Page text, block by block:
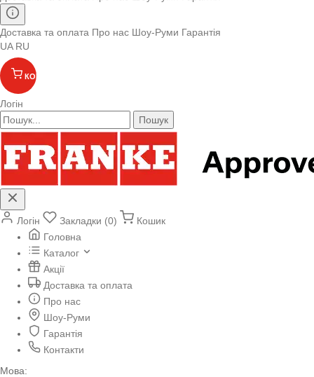
Доставка та оплата Про нас Шоу-Руми Гарантія
UA RU
КОШИК
Логін
Пошук
Логін Закладки (0)
Кошик
Головна
Каталог
Акції
Доставка та оплата
Про нас
Шоу-Руми
Гарантія
Контакти
Мова: